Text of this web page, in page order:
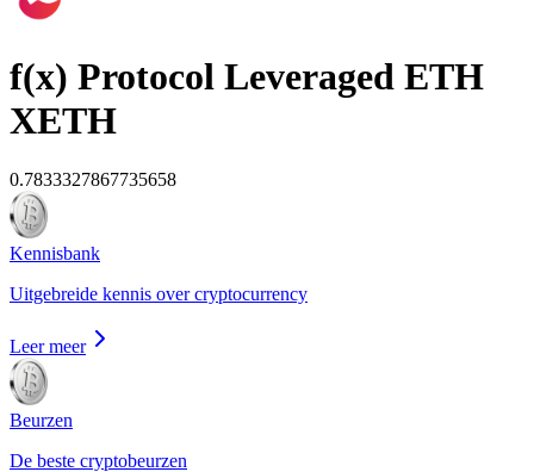
f(x) Protocol Leveraged ETH
XETH
0.7833327867735658
Kennisbank
Uitgebreide kennis over cryptocurrency
Leer meer
Beurzen
De beste cryptobeurzen